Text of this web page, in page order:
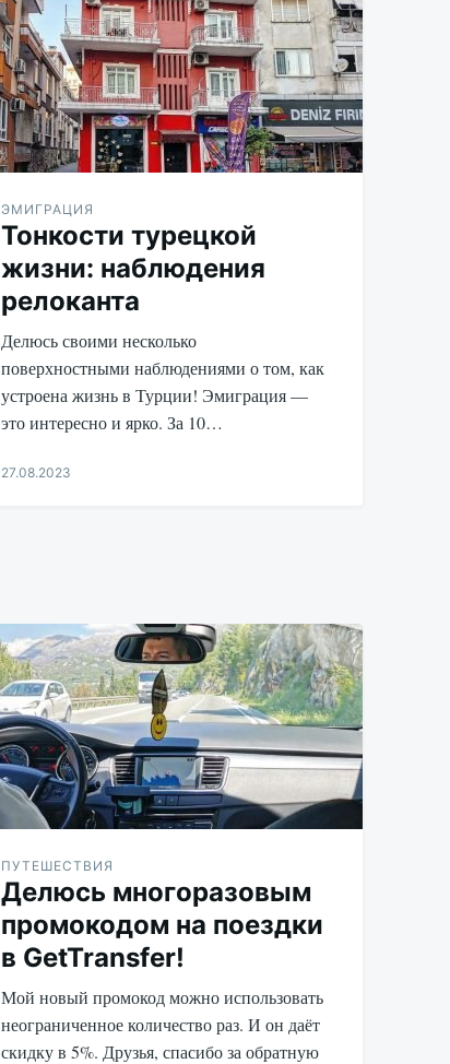
ЭМИГРАЦИЯ
Тонкости турецкой
жизни: наблюдения
релоканта
Делюсь своими несколько
поверхностными наблюдениями о том, как
устроена жизнь в Турции! Эмиграция —
это интересно и ярко. За 10…
27.08.2023
ПУТЕШЕСТВИЯ
Делюсь многоразовым
промокодом на поездки
в GetTransfer!
Мой новый промокод можно использовать
неограниченное количество раз. И он даёт
скидку в 5%. Друзья, спасибо за обратную